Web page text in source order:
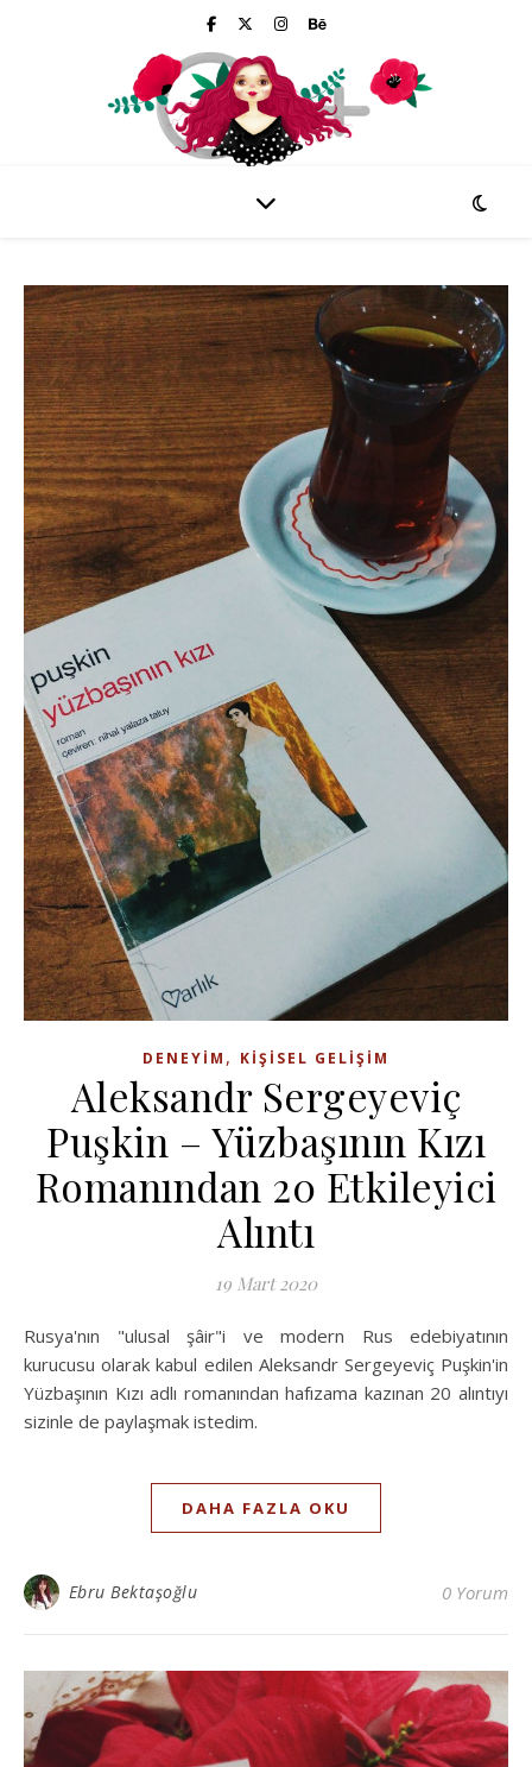
DENEYIM , KIŞISEL GELIŞIM
Aleksandr Sergeyeviç
Puşkin – Yüzbaşının Kızı
Romanından 20 Etkileyici
Alıntı
19 Mart 2020
Rusya'nın "ulusal şâir"i ve modern Rus edebiyatının
kurucusu olarak kabul edilen Aleksandr Sergeyeviç Puşkin'in
Yüzbaşının Kızı adlı romanından hafızama kazınan 20 alıntıyı
sizinle de paylaşmak istedim.
DAHA FAZLA OKU
Ebru Bektaşoğlu 0 Yorum